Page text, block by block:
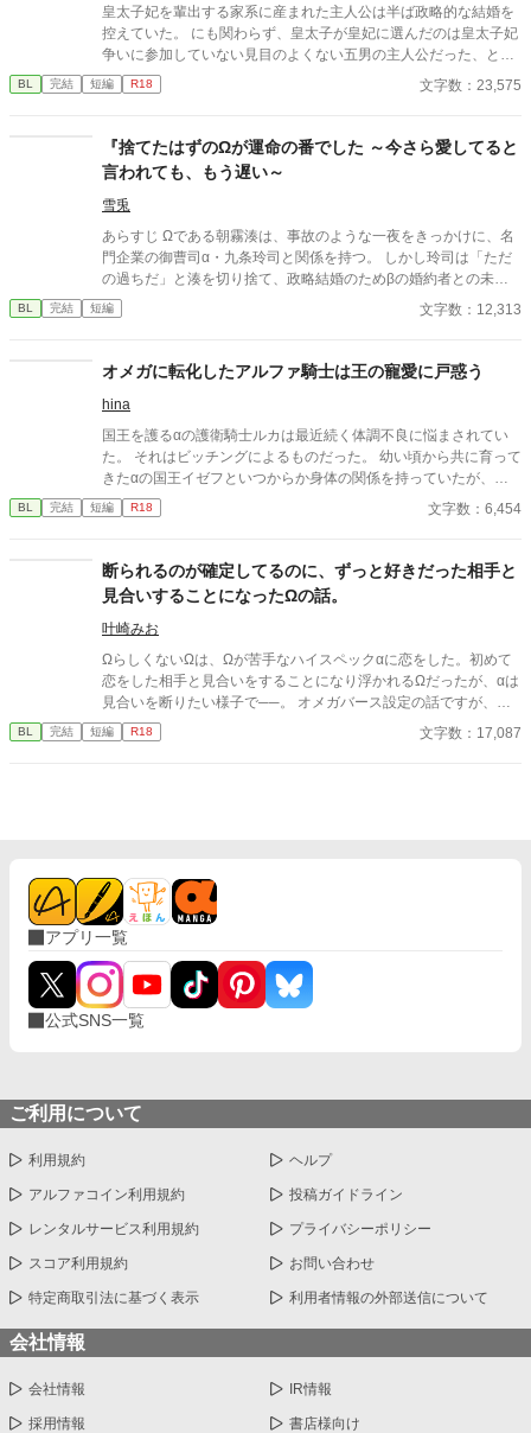
皇太子妃を輩出する家系に産まれた主人公は半ば政略的な結婚を
控えていた。 にも関わらず、皇太子が皇妃に選んだのは皇太子妃
争いに参加していない見目のよくない五男の主人公だった、とい
うお話。
BL 完結 短編 R18 文字数：23,575
『捨てたはずのΩが運命の番でした ～今さら愛してると
言われても、もう遅い～
雪兎
あらすじ Ωである朝霧湊は、事故のような一夜をきっかけに、名
門企業の御曹司α・九条玲司と関係を持つ。 しかし玲司は「ただ
の過ちだ」と湊を切り捨て、政略結婚のためβの婚約者との未来
を選んだ。 深く傷ついた湊は、彼の前から姿を消す。 数か月後―
―。 湊の身体は、これまで誰も知らなかった希少な『遅咲きΩ』
たと知る。 「戻ってきてくれ」 今さら必死に追いかけてくる玲
司。 だが湊の隣には、自分を支え続けてくれた医師のα・神崎伊
織がいた。 「あなたは俺を捨てたでしょう」 後悔に苦しむα、執
着する第二のα、そして希少Ωを巡る陰謀。 もう二度と傷つきた
くないΩが最後に選ぶ相手とは――。 捨てた側の後悔と執着が加
速する、すれ違いオメガバースBL。
BL 完結 短編 文字数：12,313
オメガに転化したアルファ騎士は王の寵愛に戸惑う
hina
国王を護るαの護衛騎士ルカは最近続く体調不良に悩まされてい
た。 それはビッチングによるものだった。 幼い頃から共に育って
きたαの国王イゼフといつからか身体の関係を持っていたが、そ
れが原因とは思ってもみなかった。 国王から寵愛され戸惑うルカ
BL 完結 短編 R18 文字数：6,454
断られるのが確定してるのに、ずっと好きだった相手と
見合いすることになったΩの話。
叶崎みお
ΩらしくないΩは、Ωが苦手なハイスペックαに恋をした。初めて
恋をした相手と見合いをすることになり浮かれるΩだったが、αは
見合いを断りたい様子で──。 オメガバース設定の話ですが、作
中ではヒートしてません。両片想いのハピエンです。 他サイト様
にも投稿しております。
BL 完結 短編 R18 文字数：17,087
アプリ一覧
公式SNS一覧
ご利用について
利用規約 ヘルプ
アルファコイン利用規約 投稿ガイドライン
レンタルサービス利用規約 プライバシーポリシー
スコア利用規約 お問い合わせ
特定商取引法に基づく表示 利用者情報の外部送信について
会社情報
会社情報 IR情報
採用情報 書店様向け